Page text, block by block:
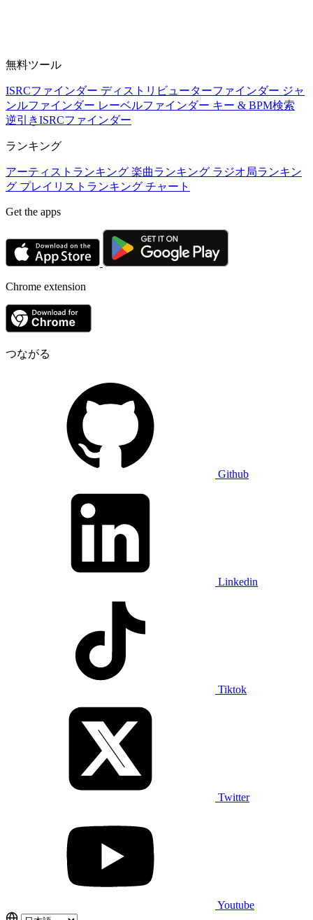
無料ツール
ISRCファインダー ディストリビューターファインダー ジャ
ンルファインダー レーベルファインダー キー & BPM検索
逆引きISRCファインダー
ランキング
アーティストランキング 楽曲ランキング ラジオ局ランキン
グ プレイリストランキング チャート
Get the apps
Chrome extension
つながる
Github
Linkedin
Tiktok
Twitter
Youtube